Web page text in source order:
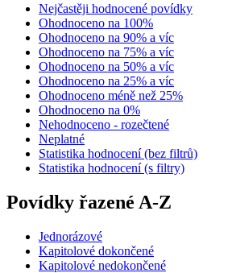
Nejčastěji hodnocené povídky
Ohodnoceno na 100%
Ohodnoceno na 90% a víc
Ohodnoceno na 75% a víc
Ohodnoceno na 50% a víc
Ohodnoceno na 25% a víc
Ohodnoceno méně než 25%
Ohodnoceno na 0%
Nehodnoceno - rozečtené
Neplatné
Statistika hodnocení (bez filtrů)
Statistika hodnocení (s filtry)
Povídky řazené A-Z
Jednorázové
Kapitolové dokončené
Kapitolové nedokončené